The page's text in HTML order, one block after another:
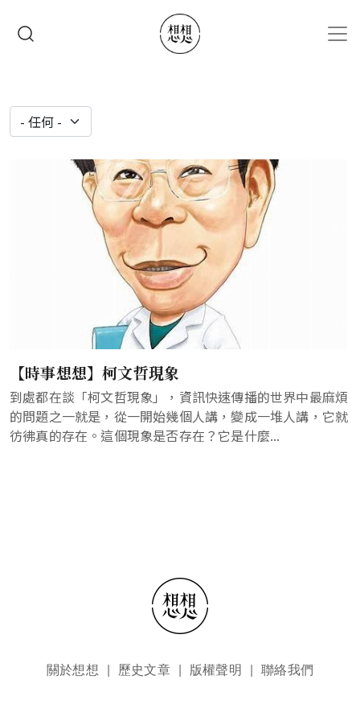
【時事想想】柯文哲現象
到處都在談「柯文哲現象」，資訊快速傳播的世界中最麻煩
的問題之一就是，從一開始幾個人講，變成一堆人講，它就
彷彿真的存在。這個現象是否存在？它是什麼...
頁尾選單關於想想 歷史文章 版權聲明 聯絡我們